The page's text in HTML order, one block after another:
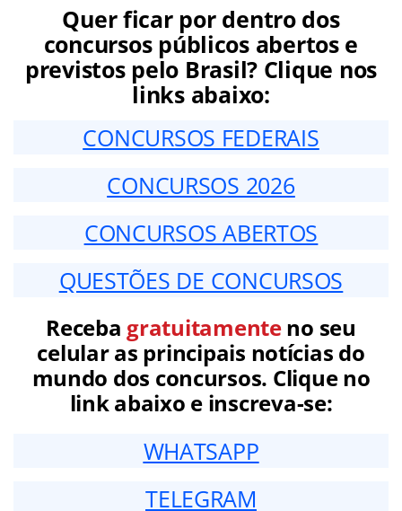
Quer ficar por dentro dos
concursos públicos abertos e
previstos pelo Brasil? Clique nos
links abaixo:
CONCURSOS FEDERAIS
CONCURSOS 2026
CONCURSOS ABERTOS
QUESTÕES DE CONCURSOS
Receba gratuitamenteno seu
celular as principais notícias do
mundo dos concursos. Clique no
link abaixo e inscreva-se:
WHATSAPP
TELEGRAM